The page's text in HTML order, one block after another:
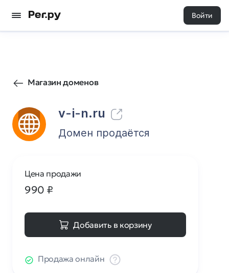
Войти
Магазин доменов
v-i-n.ru
0 0
Домен продаётся
Цена продажи
990 ₽
Добавить в корзину
Продажа онлайн